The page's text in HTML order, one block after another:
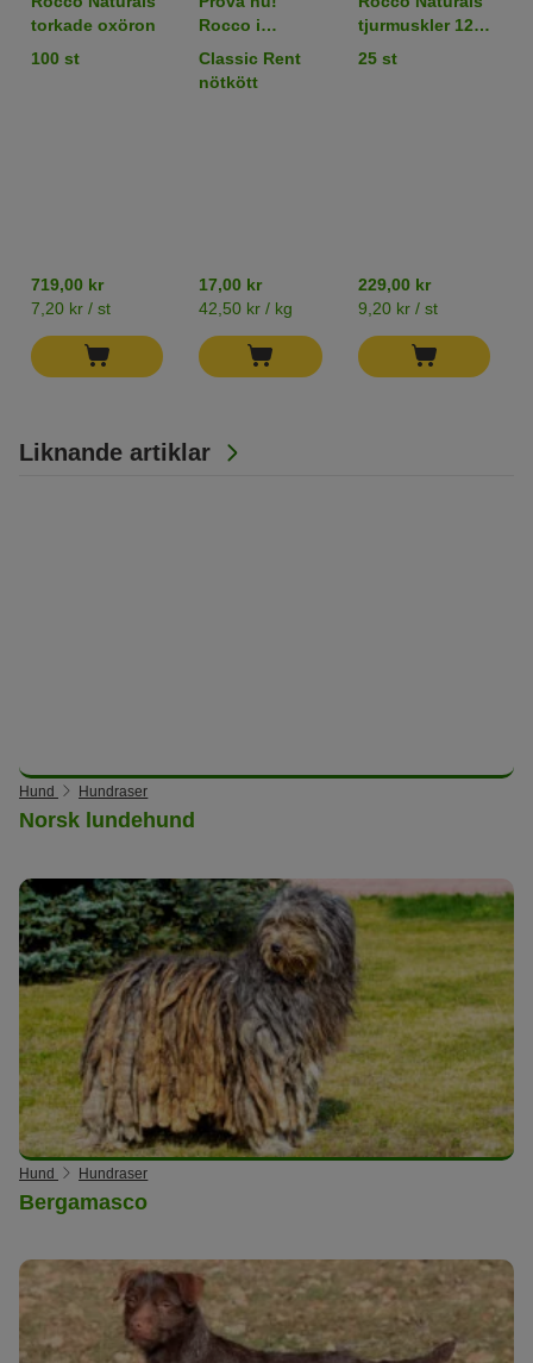
Liknande artiklar
Hund Hundraser
Norsk lundehund
Hund Hundraser
Bergamasco
torkade oxöron
100 st
719,00 kr
7,20 kr / st
Rocco i
enpack 1 x 400
Classic Rent
nötkött
17,00 kr
42,50 kr / kg
tjurmuskler 12
cm
25 st
229,00 kr
9,20 kr / st